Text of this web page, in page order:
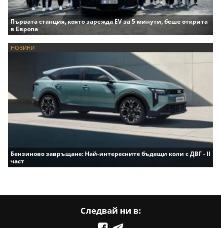
Първата станция, която зарежда EV за 5 минути, беше открита
в Европа
НОВИНИ
Бензиново завръщане: Най-интересните бъдещи коли с ДВГ - II
част
Следвай ни в: